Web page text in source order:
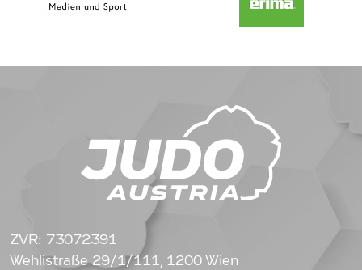
ZVR: 73072391
Wehlistraße 29/1/111, 1200 Wien